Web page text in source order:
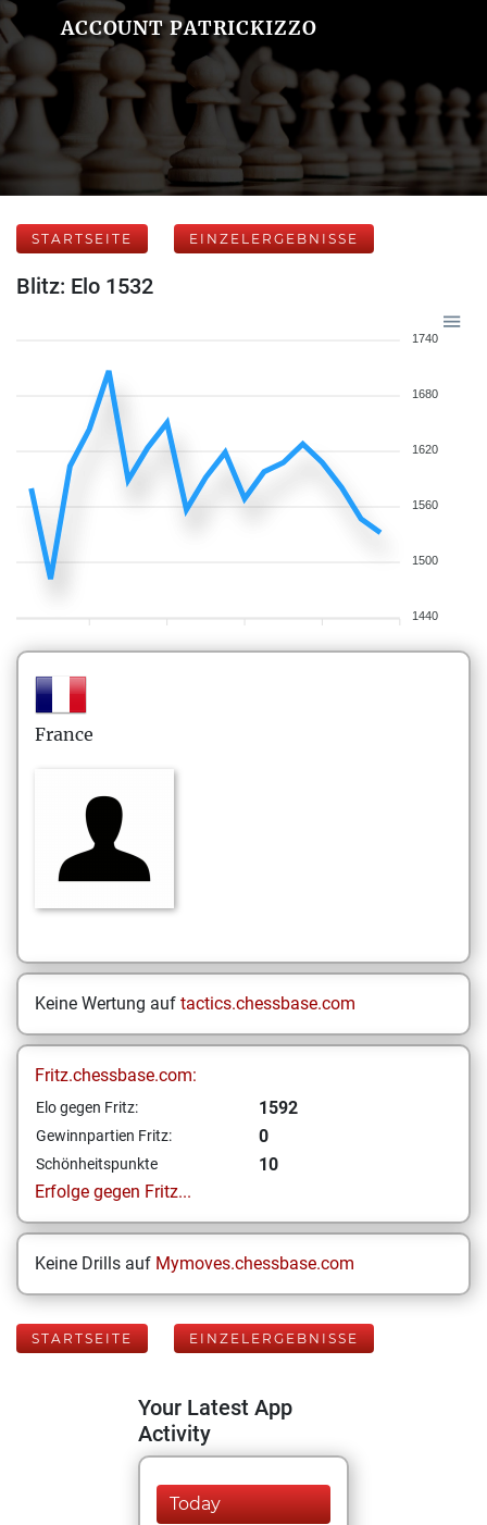
ACCOUNT PATRICKIZZO
STARTSEITE EINZELERGEBNISSE
Blitz: Elo 1532
1740
1680
1620
1560
1500
1440
France
Keine Wertung auf tactics.chessbase.com
Fritz.chessbase.com:
Elo gegen Fritz: 1592
Gewinnpartien Fritz: 0
Schönheitspunkte
10
Erfolge gegen Fritz...
Keine Drills auf Mymoves.chessbase.com
STARTSEITE EINZELERGEBNISSE
Your Latest App
Activity
Today